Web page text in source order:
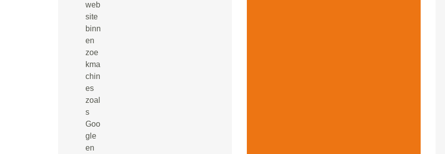
web
site
binn
en
zoe
kma
chin
es
zoal
s
Goo
gle
en